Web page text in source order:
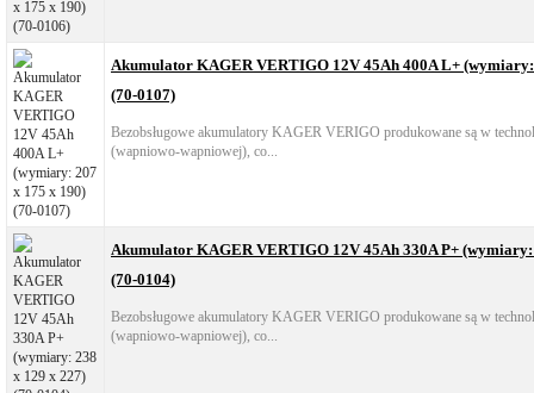
Akumulator KAGER VERTIGO 12V 45Ah 400A L+ (wymiary:
(70-0107)
Bezobsługowe akumulatory KAGER VERIGO produkowane są w
(wapniowo-wapniowej), co...
Akumulator KAGER VERTIGO 12V 45Ah 330A P+ (wymiary:
(70-0104)
Bezobsługowe akumulatory KAGER VERIGO produkowane są w
(wapniowo-wapniowej), co...